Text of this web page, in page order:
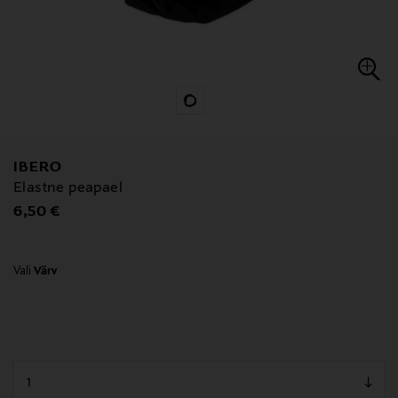
IBERO
Elastne peapael
Original Price
6,50 €
Vali Värv